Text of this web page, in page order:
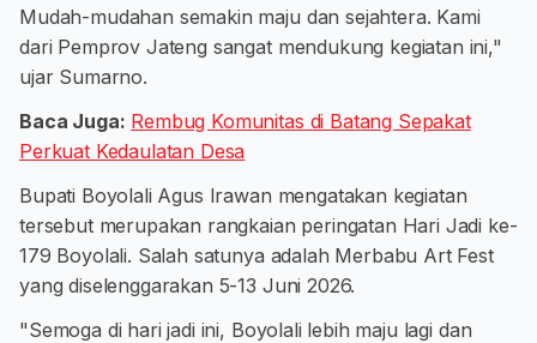
Mudah-mudahan semakin maju dan sejahtera. Kami
dari Pemprov Jateng sangat mendukung kegiatan ini,"
ujar Sumarno.
Baca Juga: Rembug Komunitas di Batang Sepakat
Perkuat Kedaulatan Desa
Bupati Boyolali Agus Irawan mengatakan kegiatan
tersebut merupakan rangkaian peringatan Hari Jadi ke-
179 Boyolali. Salah satunya adalah Merbabu Art Fest
yang diselenggarakan 5-13 Juni 2026.
"Semoga di hari jadi ini, Boyolali lebih maju lagi dan